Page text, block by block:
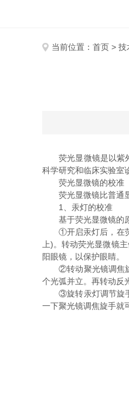
当前位置： 首页 > 技
荧光显微镜是以紫外
科学研究和临床实验室
荧光显微镜的校准
荧光显微镜比普通显
1、汞灯的校准
基于荧光显微镜的原
①开启汞灯后，在荧
上)。转动荧光显微镜
阳眼镜，以保护眼睛。
②转动聚光镜调焦旋
个光弧并立。再转动反
③旋转汞灯调节旋手
一下聚光镜调焦旋手就